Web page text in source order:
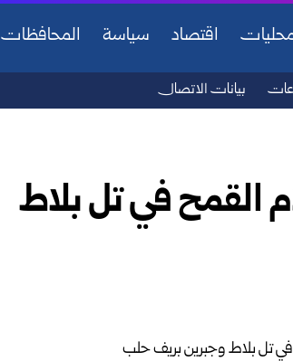
اقتصاد سياسة المحافظات
بيانات الاتصال
القمح في تل بلاط